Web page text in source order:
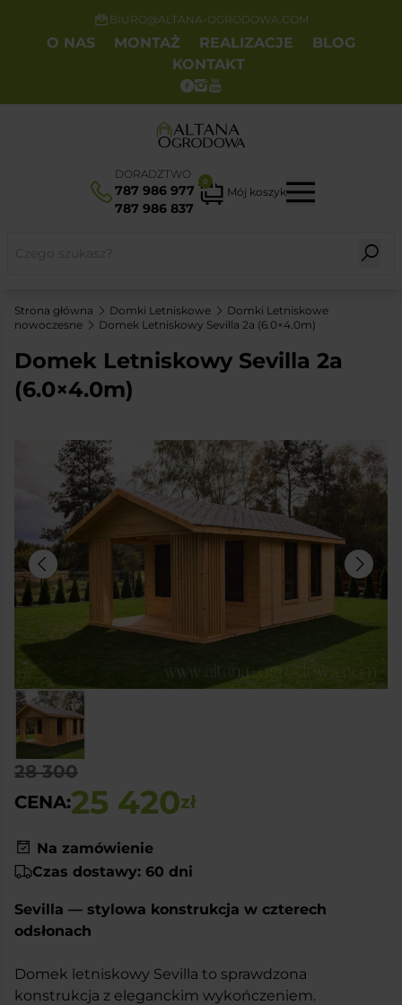
BIURO@ALTANA-OGRODOWA.COM
O NAS MONTAŻ REALIZACJE
BLOG
KONTAKT
DORADZTWO
787 986 977
787 986 837
0
Mój koszyk
Strona główna Domki Letniskowe
Domki Letniskowe
nowoczesne
Domek Letniskowy Sevilla 2a (6.0×4.0m)
Domek Letniskowy Sevilla 2a
(6.0×4.0m)
28 300
CENA:25 420zł
Na zamówienie
Czas dostawy: 60 dni
Sevilla — stylowa konstrukcja w czterech
odsłonach
Domek letniskowy Sevilla to sprawdzona
konstrukcja z eleganckim wykończeniem.